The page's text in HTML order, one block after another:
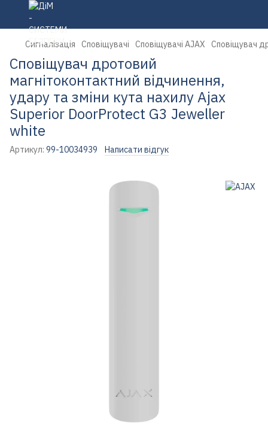
Сигналізація Сповіщувачі Сповіщувачі AJAX Сповіщувач
Сповіщувач дротовий
магнітоконтактний відчинення,
удару та зміни кута нахилу Ajax
Superior DoorProtect G3 Jeweller
white
Артикул: 99-10034939 Написати відгук